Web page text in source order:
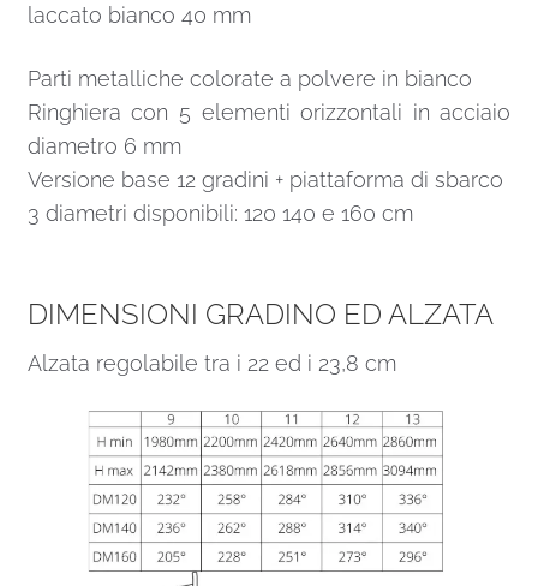
laccato bianco 40 mm
Parti metalliche colorate a polvere in bianco
Ringhiera con 5 elementi orizzontali in acciaio
diametro 6 mm
Versione base 12 gradini + piattaforma di sbarco
3 diametri disponibili: 120 140 e 160 cm
DIMENSIONI GRADINO ED ALZATA
Alzata regolabile tra i 22 ed i 23,8 cm